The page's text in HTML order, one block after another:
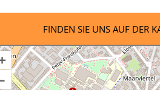
FINDEN SIE UNS AUF DER